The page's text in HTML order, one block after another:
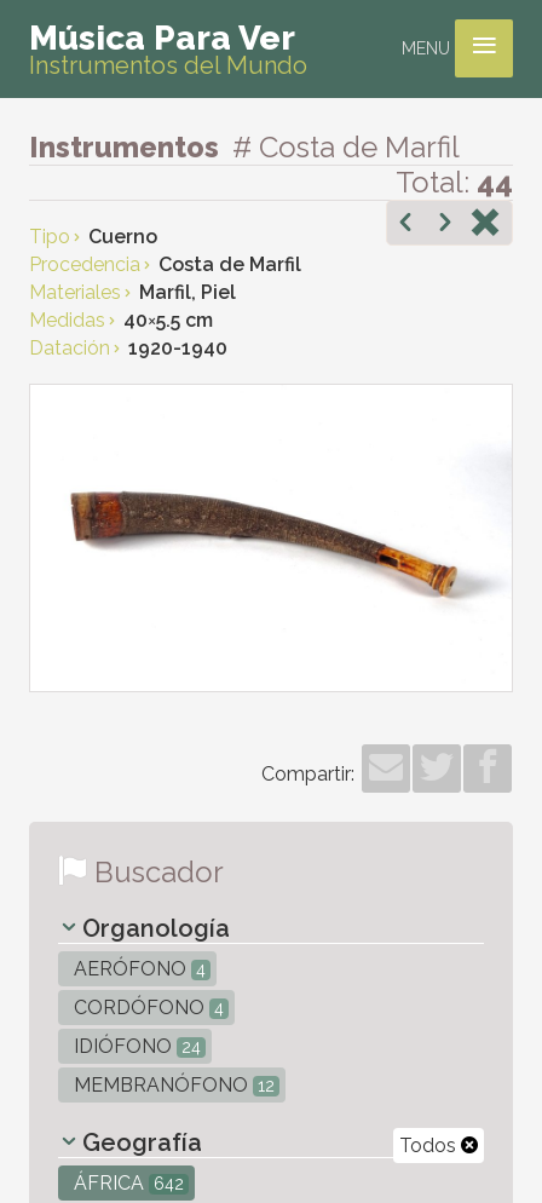
≡
MENU
Música Para Ver
Instrumentos del Mundo
Instrumentos # Costa de Marfil
Total: 44
Tipo
Cuerno
Procedencia
Costa de Marfil
Materiales
Marfil, Piel
Medidas
40×5.5 cm
Datación
1920-1940
Compartir:
Buscador
Organología
AERÓFONO 4
CORDÓFONO 4
IDIÓFONO 24
MEMBRANÓFONO 12
Todos
Geografía
ÁFRICA 642